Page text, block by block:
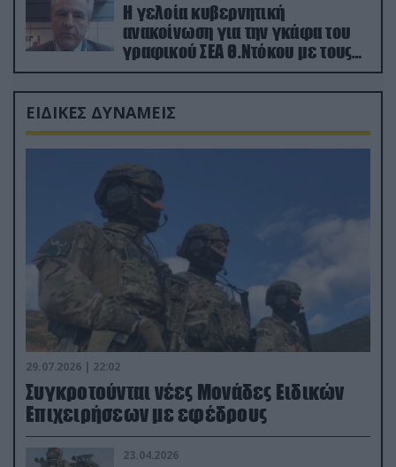
Η γελοία κυβερνητική
ανακοίνωση για την γκάφα του
γραφικού ΣΕΑ Θ.Ντόκου με τους
Ρώσους φαρσέρ
ΕΙΔΙΚΕΣ ΔΥΝΑΜΕΙΣ
29.07.2026 | 22:02
Συγκροτούνται νέες Μονάδες Ειδικών
Επιχειρήσεων με εφέδρους
23.04.2026